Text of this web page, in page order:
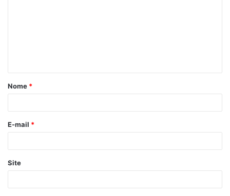
á
r
*
Nome *
E-mail *
Site